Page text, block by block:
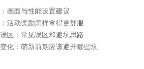
画面与性能设置建议
活动奖励怎样拿得更舒服
区：常见误区和避坑思路
化：萌新前期应该避开哪些坑